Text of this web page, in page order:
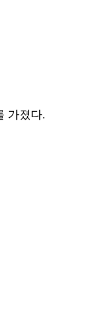
가졌다.